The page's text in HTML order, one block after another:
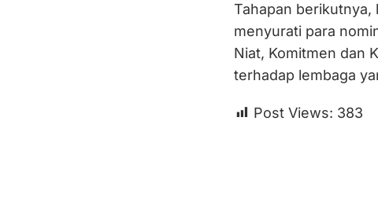
Tahapan berikutnya,
menyurati para
Niat, Komitmen dan
terhadap lembaga
Post Views: 383